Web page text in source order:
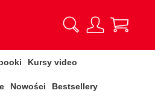
Kursy video
Nowości Bestsellery